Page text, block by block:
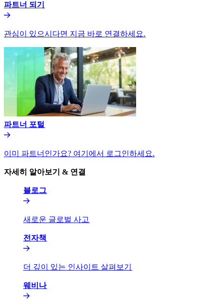
파트너 되기​​
관심이 있으시다면 지금 바로 연결하세요.​​
파트너 포털​​
이미 파트너인가요? 여기에서 로그인하세요.​​
자세히 알아보기 & 연결​​
블로그​​
새로운 글로벌 사고​​
전자책​​
더 깊이 있는 인사이트 살펴보기​​
웨비나​​